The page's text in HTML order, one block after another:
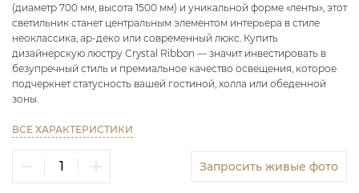
(диаметр 700 мм, высота 1500 мм) и уникальной форме «ленты», этот
светильник станет центральным элементом интерьера в стиле
неоклассика, ар-деко или современный люкс. Купить
дизайнерскую люстру Crystal Ribbon — значит инвестировать в
безупречный стиль и премиальное качество освещения, которое
подчеркнет статусность вашей гостиной, холла или обеденной
зоны.
ВСЕ ХАРАКТЕРИСТИКИ
Запросить живые фото